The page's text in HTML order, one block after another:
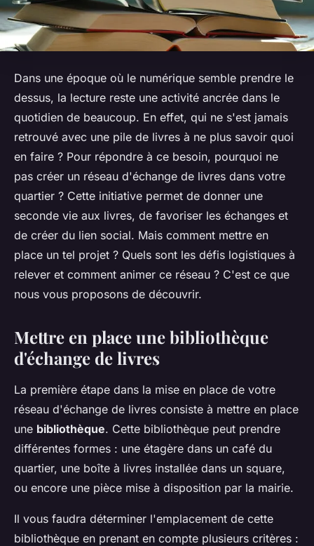
Dans une époque où le numérique semble prendre le
dessus, la lecture reste une activité ancrée dans le
quotidien de beaucoup. En effet, qui ne s'est jamais
retrouvé avec une pile de livres à ne plus savoir quoi
en faire ? Pour répondre à ce besoin, pourquoi ne
pas créer un réseau d'échange de livres dans votre
quartier ? Cette initiative permet de donner une
seconde vie aux livres, de favoriser les échanges et
de créer du lien social. Mais comment mettre en
place un tel projet ? Quels sont les défis logistiques à
relever et comment animer ce réseau ? C'est ce que
nous vous proposons de découvrir.
Mettre en place une bibliothèque
d'échange de livres
La première étape dans la mise en place de votre
réseau d'échange de livres consiste à mettre en place
une bibliothèque. Cette bibliothèque peut prendre
différentes formes : une étagère dans un café du
quartier, une boîte à livres installée dans un square,
ou encore une pièce mise à disposition par la mairie.
Il vous faudra déterminer l'emplacement de cette
bibliothèque en prenant en compte plusieurs critères :